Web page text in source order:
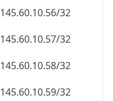
145.60.10.56/32
145.60.10.57/32
145.60.10.58/32
145.60.10.59/32